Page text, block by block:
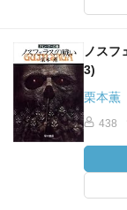
ノスフ
3)
栗本薫
438